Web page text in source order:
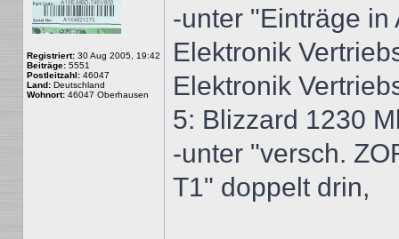
Registriert: 30 Aug 2005, 19:42
Beiträge: 5551
Postleitzahl: 46047
Land: Deutschland
Wohnort: 46047 Oberhausen
-unter "Einträge
Elektronik
Elektronik
5: Blizzard 1230
-unter "versch.
T1" doppelt drin,